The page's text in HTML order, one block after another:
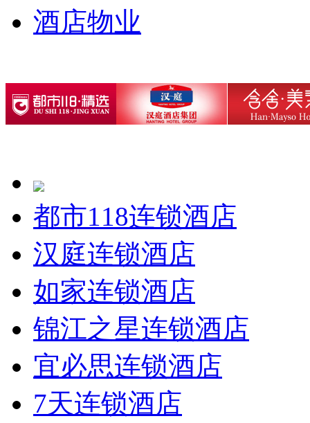
酒店物业
都市118连锁酒店
汉庭连锁酒店
如家连锁酒店
锦江之星连锁酒店
宜必思连锁酒店
7天连锁酒店